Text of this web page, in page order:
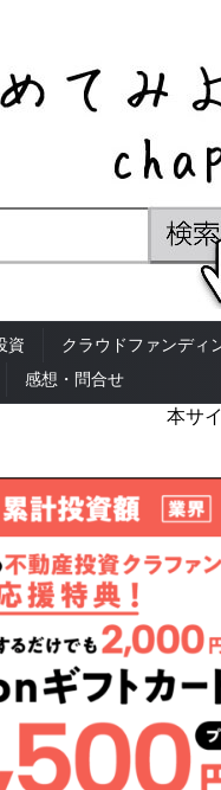
資 クラウドファンディ
感想・問合せ
本サ